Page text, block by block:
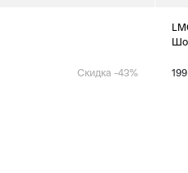
Скидка -43%